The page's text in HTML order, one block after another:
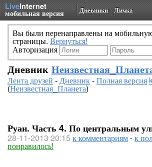
LiveInternet
мобильная версия Дневники Личка
Вы были перенаправлены на
страницы. Вернуться!
Авторизация
Дневник
Лента друзей -Дневник-Полная версия
(Неизвестная_Планета)
Руан. Часть 4. По центральным
28-11-2013 20:15 к комментариям-к
понравилось!